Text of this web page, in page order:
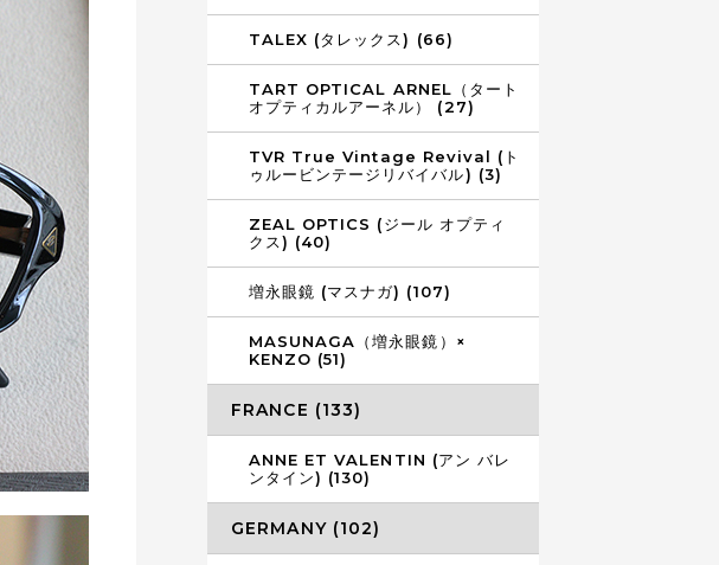
TALEX (タレックス) (66)
TART OPTICAL ARNEL（タート
オプティカルアーネル） (27)
TVR True Vintage Revival (ト
ゥルービンテージリバイバル) (3)
ZEAL OPTICS (ジール オプティ
クス) (40)
増永眼鏡 (マスナガ) (107)
MASUNAGA（増永眼鏡）×
KENZO (51)
FRANCE (133)
ANNE ET VALENTIN (アン バレ
ンタイン) (130)
GERMANY (102)